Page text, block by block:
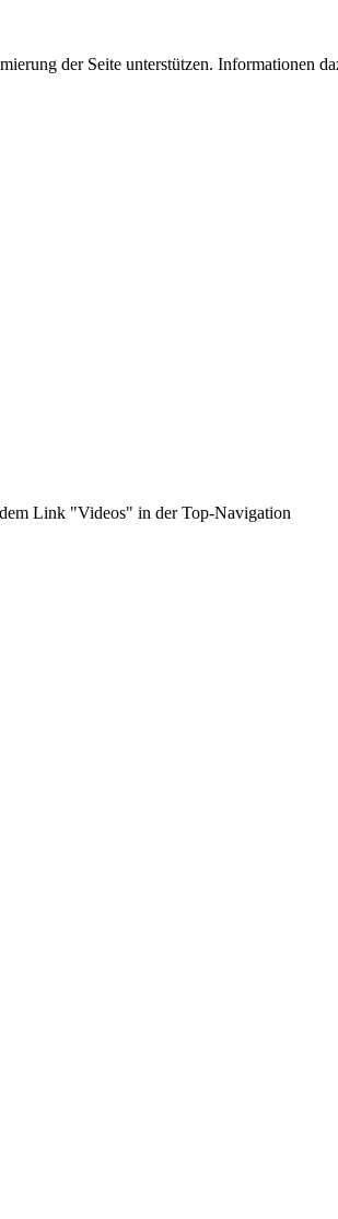
der Seite unterstützen. Informationen
Link "Videos" in der Top-Navigation